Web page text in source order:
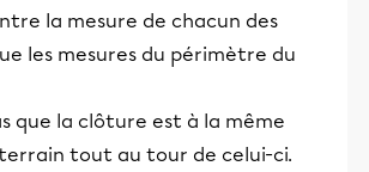
la mesure de chacun des
les mesures du périmètre du
que la clôture est à la même
tout au tour de celui-ci.